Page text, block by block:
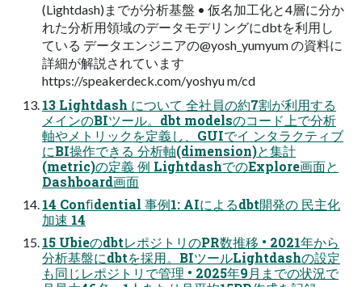
(Lightdash)までが分析基盤 • 仮名加工化と4層に分か
れた分析用領域のデータモデリングにdbtを利用し
ている データエンジニアの@yosh_yumyum の資料に
詳細が解説されています
https://speakerdeck.com/yoshyu m/cd
13 Lightdash について 全社員の約7割が利用する
メインのBIツール。dbt modelsのコード上で分析
軸やメトリックを定義し、GUIでイ ンタラクティブ
にBI操作できる 分析軸(dimension)と集計
(metric)の定義 例 LightdashでのExplore画面と
Dashboard画面
14 Conﬁdential 事例1: AIによるdbt開発の 民主化
加速 14
15 UbieのdbtレポジトリのPR数推移 • 2021年から
分析基盤にdbtを採用。BIツールLightdashの設定
も同じレポジトリで管理 • 2025年9月までの状況で